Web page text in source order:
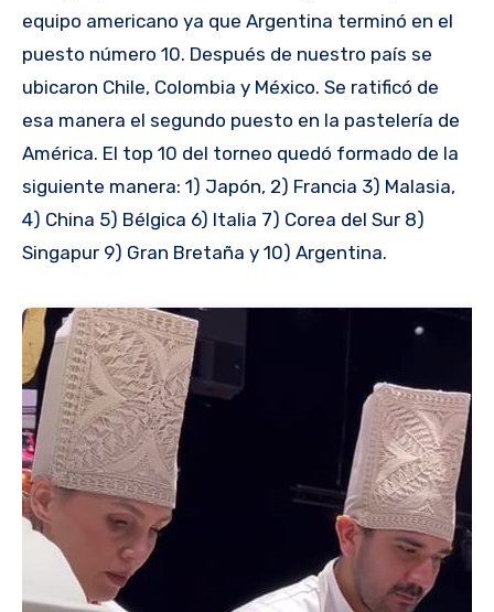
equipo americano ya que Argentina terminó en el
puesto número 10. Después de nuestro país se
ubicaron Chile, Colombia y México. Se ratificó de
esa manera el segundo puesto en la pastelería de
América. El top 10 del torneo quedó formado de la
siguiente manera: 1) Japón, 2) Francia 3) Malasia,
4) China 5) Bélgica 6) Italia 7) Corea del Sur 8)
Singapur 9) Gran Bretaña y 10) Argentina.